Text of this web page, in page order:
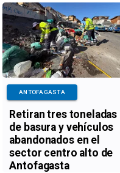
Retiran tres toneladas
de basura y vehículos
abandonados en el
sector centro alto de
Antofagasta
ANTOFAGASTA